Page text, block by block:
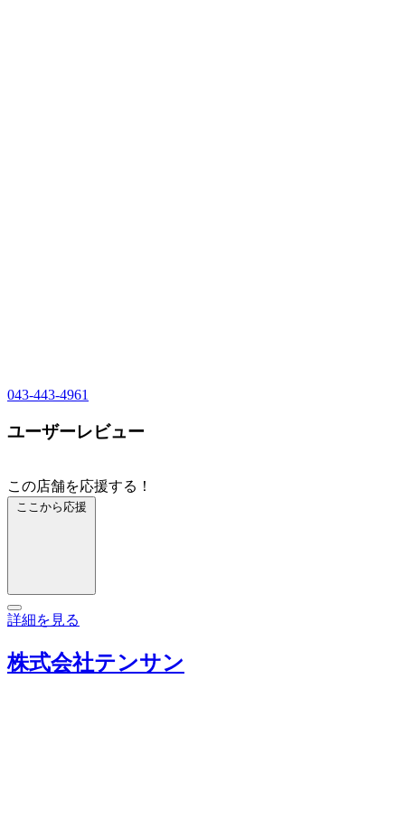
043-443-4961
ユーザーレビュー
この店舗を応援する！
ここから応援
詳細を見る
株式会社テンサン